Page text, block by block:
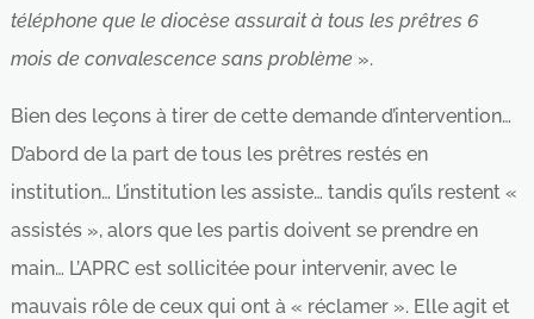
téléphone que le diocèse assurait à tous les prêtres 6
mois de convalescence sans problème».
Bien des leçons à tirer de cette demande d’intervention…
D’abord de la part de tous les prêtres restés en
institution… L’institution les assiste… tandis qu’ils restent «
assistés », alors que les partis doivent se prendre en
main… L’APRC est sollicitée pour intervenir, avec le
mauvais rôle de ceux qui ont à « réclamer ». Elle agit et